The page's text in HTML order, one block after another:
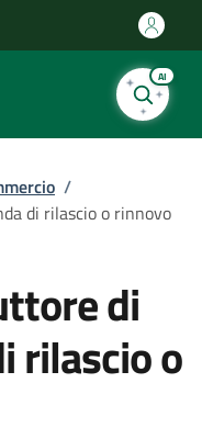
AI
/
di rilascio o rinnovo
di
rilascio o